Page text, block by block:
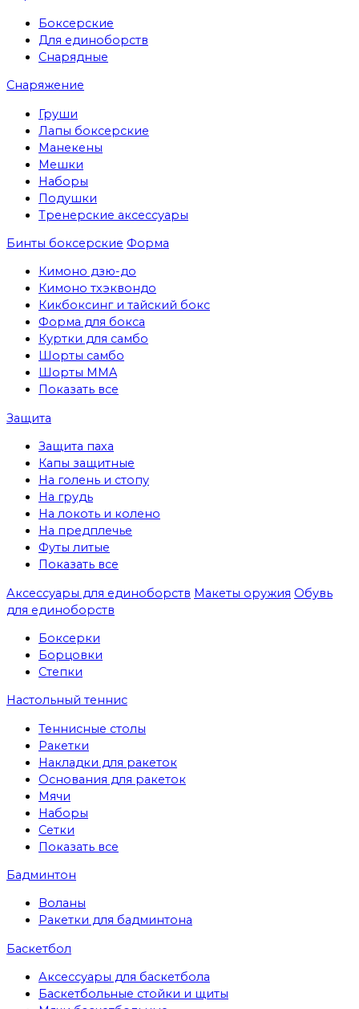
Боксерские
Для единоборств
Снарядные
Снаряжение
Груши
Лапы боксерские
Манекены
Мешки
Наборы
Подушки
Тренерские аксессуары
Бинты боксерские Форма
Кимоно дзю-до
Кимоно тхэквондо
Кикбоксинг и тайский бокс
Форма для бокса
Куртки для самбо
Шорты самбо
Шорты MMA
Показать все
Защита
Защита паха
Капы защитные
На голень и стопу
На грудь
На локоть и колено
На предплечье
Футы литые
Показать все
Аксессуары для единоборств Макеты оружия Обувь
для единоборств
Боксерки
Борцовки
Степки
Настольный теннис
Теннисные столы
Ракетки
Накладки для ракеток
Основания для ракеток
Мячи
Наборы
Сетки
Показать все
Бадминтон
Воланы
Ракетки для бадминтона
Баскетбол
Аксессуары для баскетбола
Баскетбольные стойки и щиты